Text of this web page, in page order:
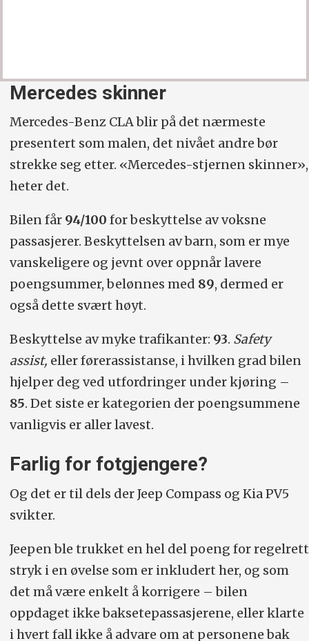
Mercedes skinner
Mercedes-Benz CLA blir på det nærmeste
presentert som malen, det nivået andre bør
strekke seg etter. «Mercedes-stjernen skinner»,
heter det.
Bilen får 94/100 for beskyttelse av voksne
passasjerer. Beskyttelsen av barn, som er mye
vanskeligere og jevnt over oppnår lavere
poengsummer, belønnes med 89, dermed er
også dette svært høyt.
Beskyttelse av myke trafikanter: 93. Safety
assist, eller førerassistanse, i hvilken grad bilen
hjelper deg ved utfordringer under kjøring –
85. Det siste er kategorien der poengsummene
vanligvis er aller lavest.
Farlig for fotgjengere?
Og det er til dels der Jeep Compass og Kia PV5
svikter.
Jeepen ble trukket en hel del poeng for regelrett
stryk i en øvelse som er inkludert her, og som
det må være enkelt å korrigere – bilen
oppdaget ikke baksetepassasjerene, eller klarte
i hvert fall ikke å advare om at personene bak